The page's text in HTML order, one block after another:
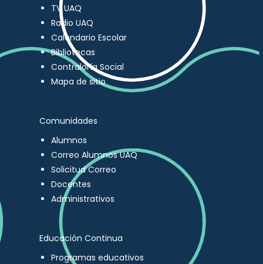
TV UAQ
Radio UAQ
Calendario Escolar
Bibliotecas
Contraloría Social
Mapa de sitio
Comunidades
Alumnos
Correo Alumnos UAQ
Solicitud Correo
Docentes
Administrativos
Educación Continua
Programas educativos